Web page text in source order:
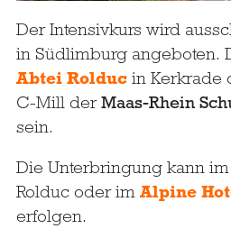
Der Intensivkurs wird
in Südlimburg angeboten.
Abtei Rolduc in Kerkrade
C-Mill derMaas-Rhein
sein.
Die Unterbringung kann
Rolduc oder im Alpine
erfolgen.